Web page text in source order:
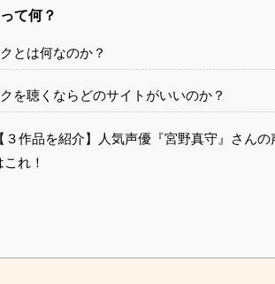
て何？
とは何なのか？
を聴くならどのサイトがいいのか？
【３作品を紹介】人気声優『宮野真守』さん
これ！